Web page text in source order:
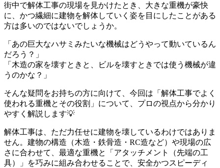
街中で解体工事の現場を見かけたとき、大きな重機が豪快
に、かつ繊細に建物を解体していく姿を目にしたことがある
方は多いのではないでしょうか。
「あの巨大なハサミみたいな機械はどうやって動いているん
だろう？」
「木造の家を壊すときと、ビルを壊すときでは使う機械が違
うのかな？」
そんな疑問をお持ちの方に向けて、今回は「解体工事でよく
使われる重機とその役割」について、プロの視点から分かり
やすく解説します💡
解体工事は、ただ力任せに建物を壊しているわけではありま
せん。建物の構造（木造・鉄骨造・RC造など）や現場の広
さに合わせて、最適な重機と「アタッチメント（先端の工
具）」を巧みに組み合わせることで、安全かつスピーディ